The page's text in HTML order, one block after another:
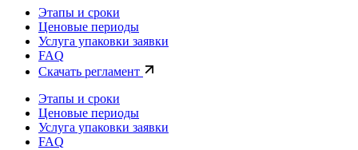
Этапы и сроки
Ценовые периоды
Услуга упаковки заявки
FAQ
Скачать регламент
Этапы и сроки
Ценовые периоды
Услуга упаковки заявки
FAQ